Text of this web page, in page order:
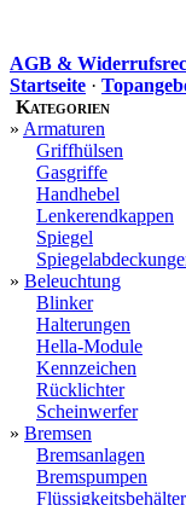
AGB &
Startseite ·
Kategorien
» Armaturen
Griffhülsen
Gasgriffe
Handhebel
Lenkerendkappen
Spiegel
» Beleuchtung
Blinker
Halterungen
Hella-Module
Kennzeichen
Rücklichter
Scheinwerfer
» Bremsen
Bremsanlagen
Bremspumpen
Flüssigkeitsbehälter